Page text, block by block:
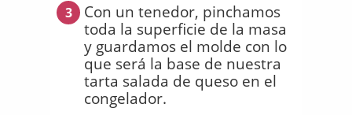
3
Con un tenedor, pinchamos
toda la superficie de la masa
y guardamos el molde con lo
que será la base de nuestra
tarta salada de queso en el
congelador.